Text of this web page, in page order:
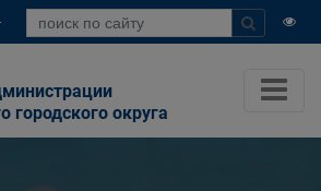
городского округа